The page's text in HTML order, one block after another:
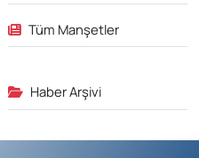
Tüm Manşetler
Haber Arşivi